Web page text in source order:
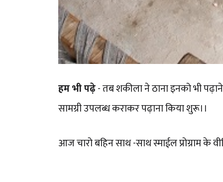
हम भी पढ़े- तब शकीला ने ठाना इनको भी
सामग्री उपलब्ध कराकर पढ़ाना किया शुरू।।
आज चारो बहिन साथ -साथ स्माईल प्रोग्राम के